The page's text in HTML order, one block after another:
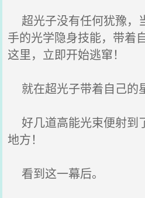
超光子没有任何犹豫，
手的光学隐身技能，带着
这里，立即开始逃窜！
就在超光子带着自己的
好几道高能光束便射到
地方！
看到这一幕后。